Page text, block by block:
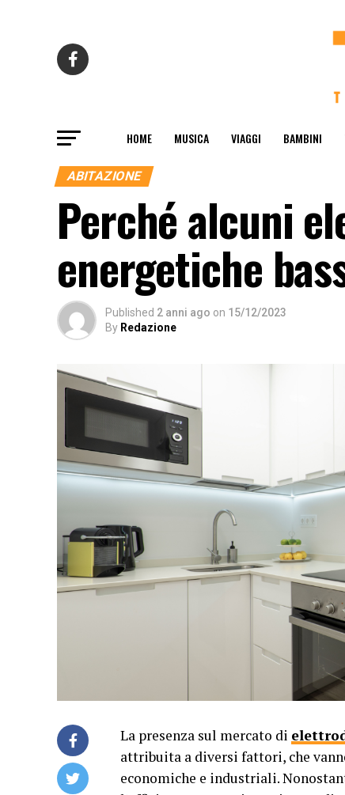
HOME MUSICA VIAGGI BAMBINI
ABITAZIONE
Perché alcuni
energetiche
Published 2 anni ago on 15/12/2023
By Redazione
La presenza sul mercato di
attribuita a diversi fattori, che
economiche e industriali.